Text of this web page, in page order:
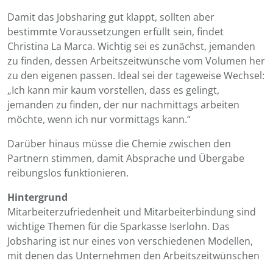
Damit das Jobsharing gut klappt, sollten aber
bestimmte Voraussetzungen erfüllt sein, findet
Christina La Marca. Wichtig sei es zunächst, jemanden
zu finden, dessen Arbeitszeitwünsche vom Volumen her
zu den eigenen passen. Ideal sei der tageweise Wechsel:
„Ich kann mir kaum vorstellen, dass es gelingt,
jemanden zu finden, der nur nachmittags arbeiten
möchte, wenn ich nur vormittags kann.“
Darüber hinaus müsse die Chemie zwischen den
Partnern stimmen, damit Absprache und Übergabe
reibungslos funktionieren.
Hintergrund
Mitarbeiterzufriedenheit und Mitarbeiterbindung sind
wichtige Themen für die Sparkasse Iserlohn. Das
Jobsharing ist nur eines von verschiedenen Modellen,
mit denen das Unternehmen den Arbeitszeitwünschen